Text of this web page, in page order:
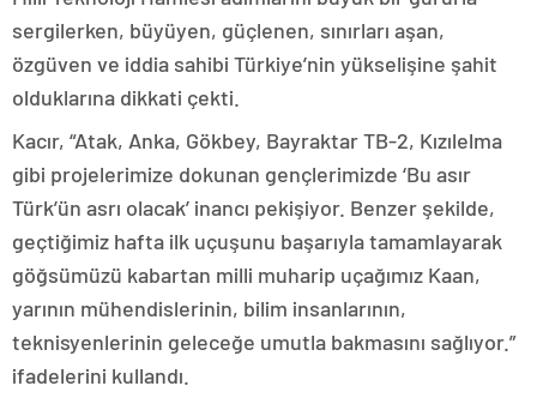
sergilerken, büyüyen, güçlenen, sınırları aşan,
özgüven ve iddia sahibi Türkiye’nin yükselişine şahit
olduklarına dikkati çekti.
Kacır, “Atak, Anka, Gökbey, Bayraktar TB-2, Kızılelma
gibi projelerimize dokunan gençlerimizde ‘Bu asır
Türk’ün asrı olacak’ inancı pekişiyor. Benzer şekilde,
geçtiğimiz hafta ilk uçuşunu başarıyla tamamlayarak
göğsümüzü kabartan milli muharip uçağımız Kaan,
yarının mühendislerinin, bilim insanlarının,
teknisyenlerinin geleceğe umutla bakmasını sağlıyor.”
ifadelerini kullandı.